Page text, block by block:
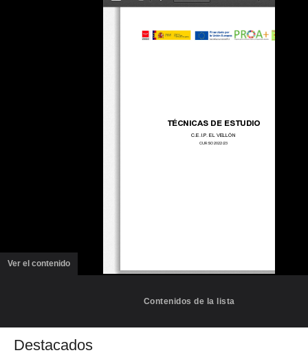
Ver el contenido
Contenidos de la lista
Destacados